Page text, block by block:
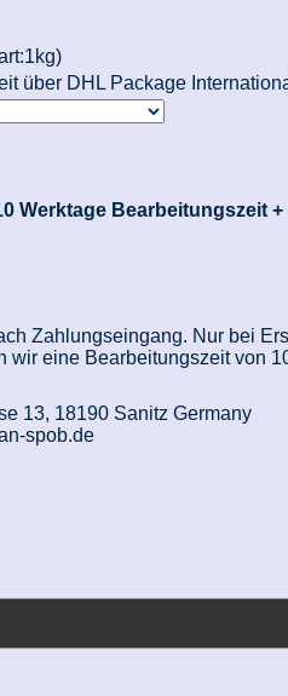
über DHL Package
Werktage Bearbeitungszeit
Zahlungseingang. Nur bei
wir eine Bearbeitungszeit von
13, 18190 Sanitz Germany
spob.de